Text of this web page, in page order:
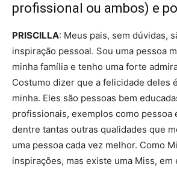
profissional ou ambos) e
PRISCILLA: Meus pais, sem dúvidas,
inspiração pessoal. Sou uma pessoa
minha família e tenho uma forte
Costumo dizer que a felicidade deles
minha. Eles são pessoas bem
profissionais, exemplos como pessoa
dentre tantas outras qualidades que
uma pessoa cada vez melhor. Como
inspirações, mas existe uma Miss, em